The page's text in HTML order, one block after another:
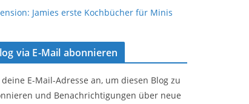
Jamies erste Kochbücher für Minis
via E-Mail abonnieren
deine E-Mail-Adresse an, um diesen Blog zu
und Benachrichtigungen über neue